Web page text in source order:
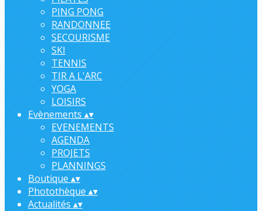
PING PONG
RANDONNEE
SECOURISME
SKI
TENNIS
TIR A L'ARC
YOGA
LOISIRS
Evènements ▴▾
EVENEMENTS
AGENDA
PROJETS
PLANNINGS
Boutique ▴▾
Photothèque ▴▾
Actualités ▴▾